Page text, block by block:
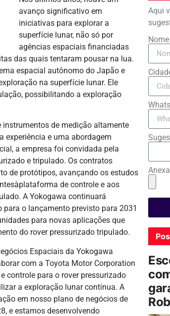
avanço significativo em
iniciativas para explorar a
superfície lunar, não só por
agências espaciais financiadas
das quais tentaram pousar na lua.
espacial autônomo do Japão e
na superfície lunar. Ele
possibilitando a exploração
instrumentos de medição altamente
experiência e uma abordagem
a empresa foi convidada pela
e tripulado. Os contratos
de protótipos, avançando os estudos
de controle e aos
A Yokogawa continuará
o lançamento previsto para 2031
para novas aplicações que
do rover pressurizado tripulado.
Espaciais da Yokogawa
com a Toyota Motor Corporation
controle para o rover pressurizado
a exploração lunar contínua. A
em nosso plano de negócios de
e estamos desenvolvendo
Aqui
Nome